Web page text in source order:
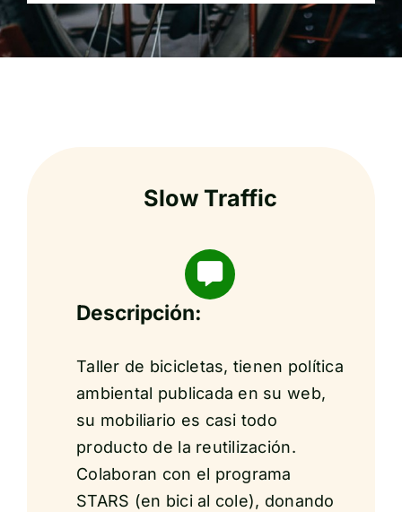
Slow Traffic
Descripción:
Taller de bicicletas, tienen política
ambiental publicada en su web,
su mobiliario es casi todo
producto de la reutilización.
Colaboran con el programa
STARS (en bici al cole), donando